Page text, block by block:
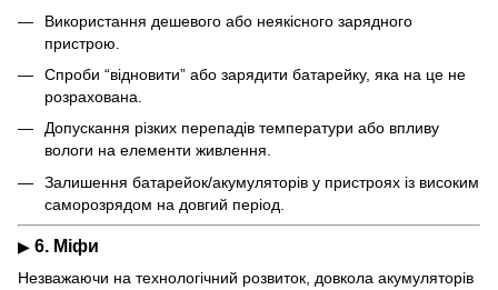
Використання дешевого або неякісного зарядного
пристрою.
Спроби “відновити” або зарядити батарейку, яка на це не
розрахована.
Допускання різких перепадів температури або впливу
вологи на елементи живлення.
Залишення батарейок/акумуляторів у пристроях із високим
саморозрядом на довгий період.
▶ 6. Міфи
Незважаючи на технологічний розвиток, довкола акумуляторів